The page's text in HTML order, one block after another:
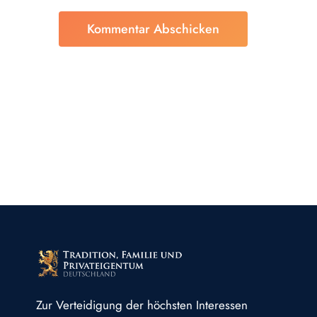
Zur Verteidigung der höchsten Interessen